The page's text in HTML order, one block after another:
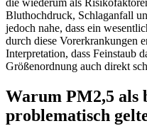
Bluthochdruck, Schlaganfall
jedoch nahe, dass ein
durch diese Vorerkrankungen
Interpretation, dass Feinstaub
Größenordnung auch direkt
Warum PM2,5 als
problematisch